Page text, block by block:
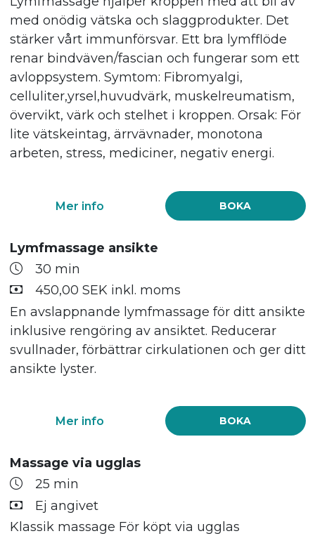
med onödig vätska och slaggprodukter. Det
stärker vårt immunförsvar. Ett bra lymfflöde
renar bindväven/fascian och fungerar som ett
avloppsystem. Symtom: Fibromyalgi,
celluliter,yrsel,huvudvärk, muskelreumatism,
övervikt, värk och stelhet i kroppen. Orsak: För
lite vätskeintag, ärrvävnader, monotona
arbeten, stress, mediciner, negativ energi.
BOKA
Mer info
Lymfmassage ansikte
30 min
450,00 SEK inkl. moms
En avslappnande lymfmassage för ditt ansikte
inklusive rengöring av ansiktet. Reducerar
svullnader, förbättrar cirkulationen och ger ditt
ansikte lyster.
BOKA
Mer info
Massage via ugglas
25 min
Ej angivet
Klassik massage För köpt via ugglas